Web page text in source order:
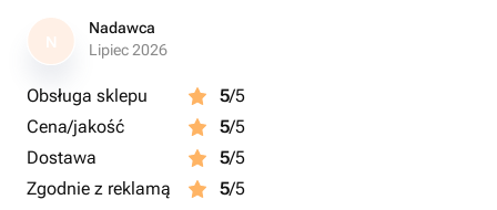
N
Nadawca
Lipiec 2026
Obsługa sklepu 5/5
Cena/jakość
5/5
Dostawa
5/5
Zgodnie z reklamą
5/5